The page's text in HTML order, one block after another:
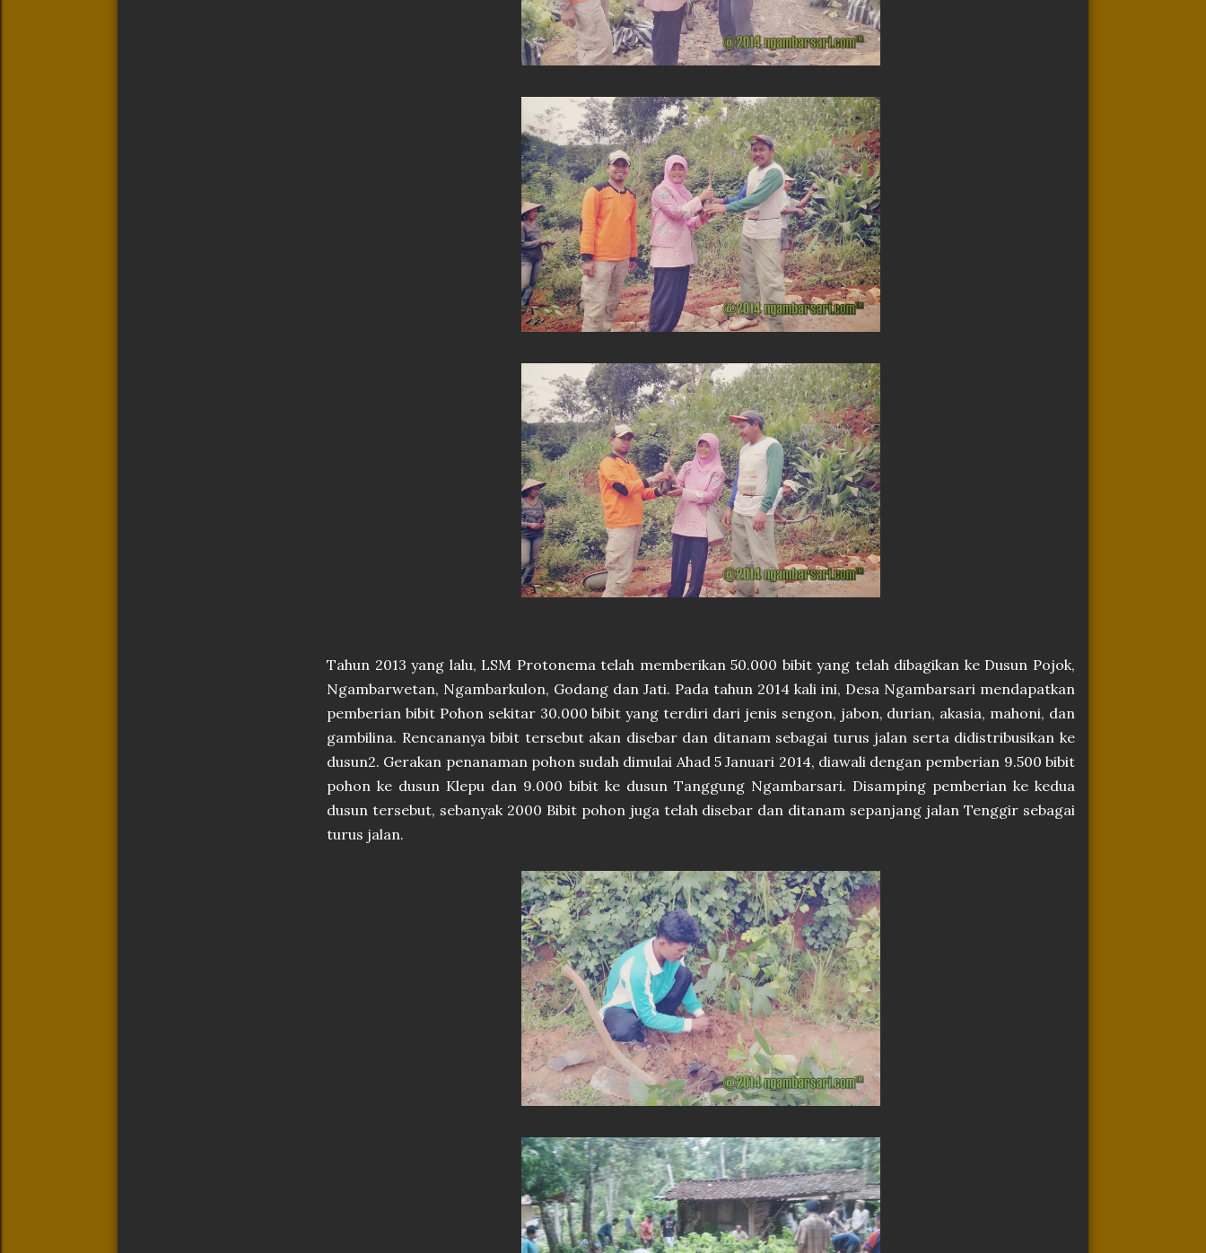
Tahun 2013 yang lalu, LSM Protonema telah memberikan 50.000 bibit yang telah dibagikan ke Dusun Pojok,
Ngambarwetan, Ngambarkulon, Godang dan Jati. Pada tahun 2014 kali ini, Desa Ngambarsari mendapatkan
pemberian bibit Pohon sekitar 30.000 bibit yang terdiri dari jenis sengon, jabon, durian, akasia, mahoni, dan
gambilina. Rencananya bibit tersebut akan disebar dan ditanam sebagai turus jalan serta didistribusikan ke
dusun2. Gerakan penanaman pohon sudah dimulai Ahad 5 Januari 2014, diawali dengan pemberian 9.500 bibit
pohon ke dusun Klepu dan 9.000 bibit ke dusun Tanggung Ngambarsari. Disamping pemberian ke kedua
dusun tersebut, sebanyak 2000 Bibit pohon juga telah disebar dan ditanam sepanjang jalan Tenggir sebagai
turus jalan.